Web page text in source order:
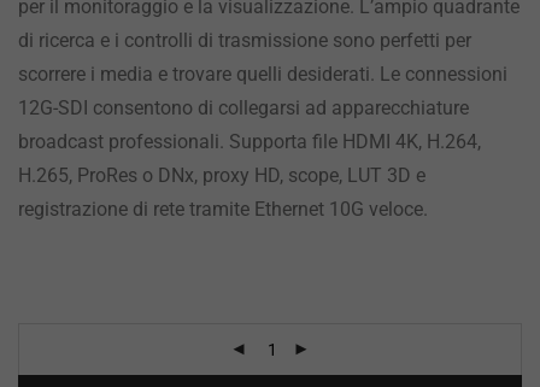
per il monitoraggio e la visualizzazione. L’ampio quadrante
di ricerca e i controlli di trasmissione sono perfetti per
scorrere i media e trovare quelli desiderati. Le connessioni
12G-SDI consentono di collegarsi ad apparecchiature
broadcast professionali. Supporta file HDMI 4K, H.264,
H.265, ProRes o DNx, proxy HD, scope, LUT 3D e
registrazione di rete tramite Ethernet 10G veloce.